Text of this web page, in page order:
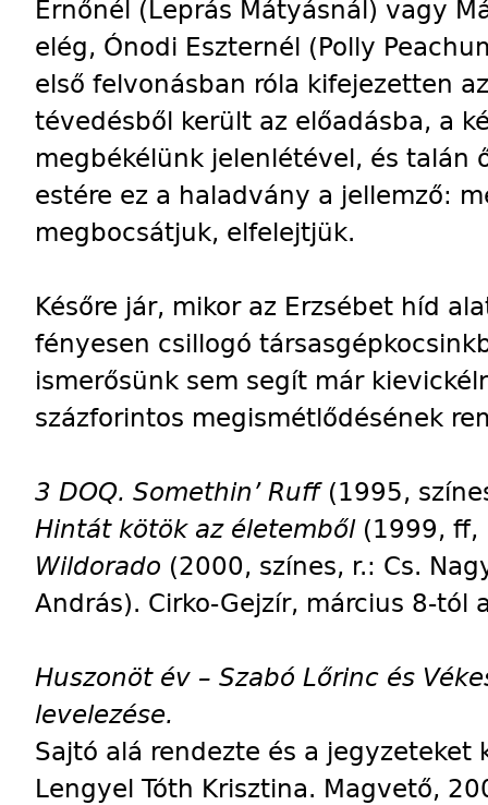
Ernőnél (Leprás Mátyásnál) vagy
elég, Ónodi Eszternél (Polly
első felvonásban róla kifejezetten
tévedésből került az előadásba, a
megbékélünk jelenlétével, és talán
estére ez a haladvány a jellemző:
megbocsátjuk, elfelejtjük.
Későre jár, mikor az Erzsébet híd
fényesen csillogó
ismerősünk sem segít már
százforintos megismétlődésének
3 DOQ. Somethin’ Ruff(1995,
Hintát kötök az életemből(1999, ff,
Wildorado (2000, színes, r.: Cs.
András). Cirko-Gejzír, március 8-tól
Huszonöt év – Szabó Lőrinc és
levelezése.
Sajtó alá rendezte és a jegyzeteket
Lengyel Tóth Krisztina. Magvető,